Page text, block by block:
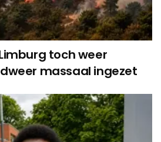
toch weer
massaal ingezet